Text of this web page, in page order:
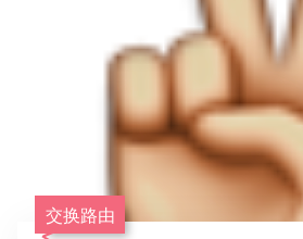
交换路由